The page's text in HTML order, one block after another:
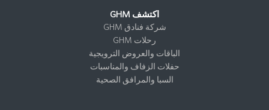
اكتشف GHM
شركة فنادق GHM
رحلات GHM
الباقات والعروض الترويجية
حفلات الزفاف والمناسبات
السبا والمرافق الصحية